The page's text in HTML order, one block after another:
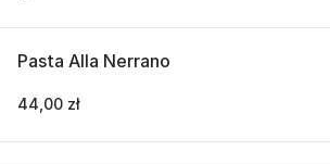
Pasta Alla Nerrano
44,00 zł